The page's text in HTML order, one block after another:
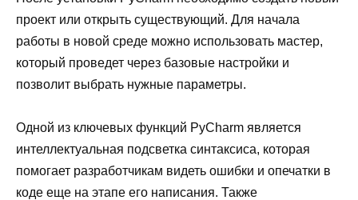
проект или открыть существующий. Для начала
работы в новой среде можно использовать мастер,
который проведет через базовые настройки и
позволит выбрать нужные параметры.
Одной из ключевых функций PyCharm является
интеллектуальная подсветка синтаксиса, которая
помогает разработчикам видеть ошибки и опечатки в
коде еще на этапе его написания. Также